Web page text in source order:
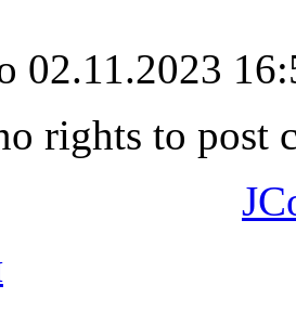
02.11.2023
rights to post